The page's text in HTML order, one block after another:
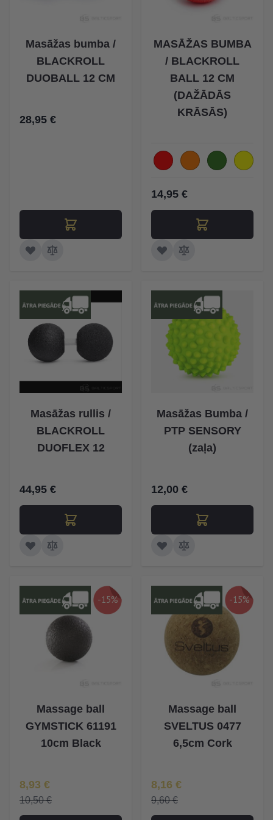
Masāžas bumba /
BLACKROLL
DUOBALL 12 CM
28,95 €
MASĀŽAS BUMBA
/ BLACKROLL
BALL 12 CM
(DAŽĀDĀS
KRĀSĀS)
14,95 €
Masāžas rullis /
BLACKROLL
DUOFLEX 12
44,95 €
Masāžas Bumba /
PTP SENSORY
(zaļa)
12,00 €
-15%
Massage ball
GYMSTICK 61191
10cm Black
Īpaša Cena
8,93 €
10,50 €
-15%
Massage ball
SVELTUS 0477
6,5cm Cork
Īpaša Cena
8,16 €
9,60 €